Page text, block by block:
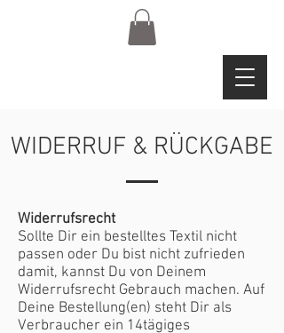
WIDERRUF & RÜCKGABE
Widerrufsrecht
Sollte Dir ein bestelltes Textil nicht
passen oder Du bist nicht zufrieden
damit, kannst Du von Deinem
Widerrufsrecht Gebrauch machen. Auf
Deine Bestellung(en) steht Dir als
Verbraucher ein 14tägiges